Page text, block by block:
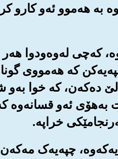
به هه‌موو ئه‌و کارو
که‌چی له‌وه‌ودوا
که هه‌مووی
ده‌که‌ن، که خوا
ئه‌و قسانه‌وه
خراپه‌.
چپه‌یه‌ک